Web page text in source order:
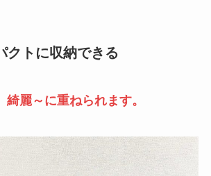
クトに収納できる
綺麗～に重ねられます。